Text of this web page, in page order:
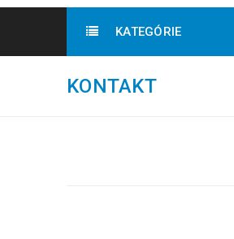
KATEGÓRIE
KONTAKT